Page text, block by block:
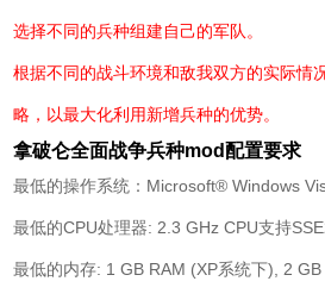
选择不同的兵种组建自己的军队。
根据不同的战斗环境和敌我双方的实际情
略，以最大化利用新增兵种的优势。
拿破仑全面战争兵种mod配置要求
最低的操作系统：Microsoft® Windows
最低的CPU处理器: 2.3 GHz CPU支持
最低的内存: 1 GB RAM (XP系统下), 2